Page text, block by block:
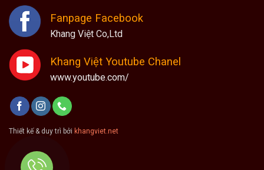
Fanpage Facebook
Khang Việt Co,Ltd
Khang Việt Youtube Chanel
www.youtube.com/
Thiết kế & duy trì bởi khangviet.net